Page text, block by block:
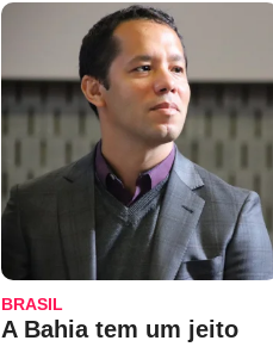
BRASIL
A Bahia tem um jeito